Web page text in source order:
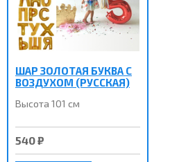
ШАР ЗОЛОТАЯ БУКВА С
ВОЗДУХОМ (РУССКАЯ)
Высота 101 см
540 ₽